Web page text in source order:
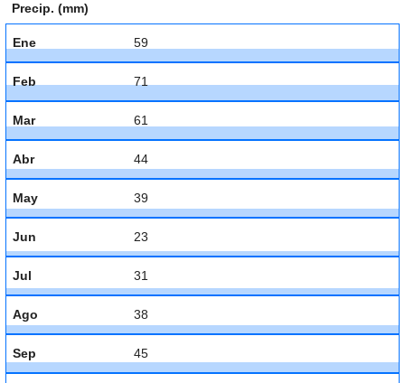
Precip. (mm)
Ene 59
Feb 71
Mar 61
Abr 44
May 39
Jun 23
Jul 31
Ago 38
Sep 45